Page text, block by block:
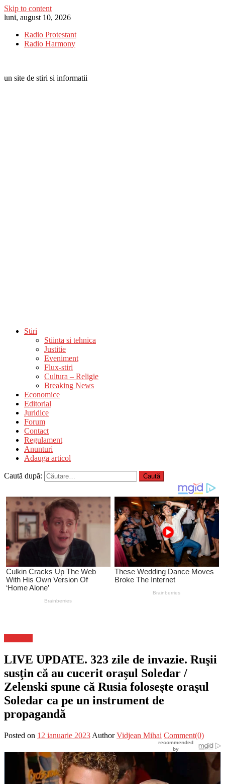
Skip to content
luni, august 10, 2026
Radio Protestant
Radio Harmony
un site de stiri si informatii
Stiri
Stiinta si tehnica
Justitie
Eveniment
Flux-stiri
Cultura – Religie
Breaking News
Economice
Editorial
Juridice
Forum
Contact
Regulament
Anunturi
Adauga articol
Caută după:
LIVE UPDATE. 323 zile de invazie. Ruşii
susţin că au cucerit oraşul Soledar /
Zelenski spune că Rusia foloseşte oraşul
Soledar ca pe un instrument de
propagandă
Posted on 12 ianuarie 2023 Author Vidjean Mihai Comment(0)